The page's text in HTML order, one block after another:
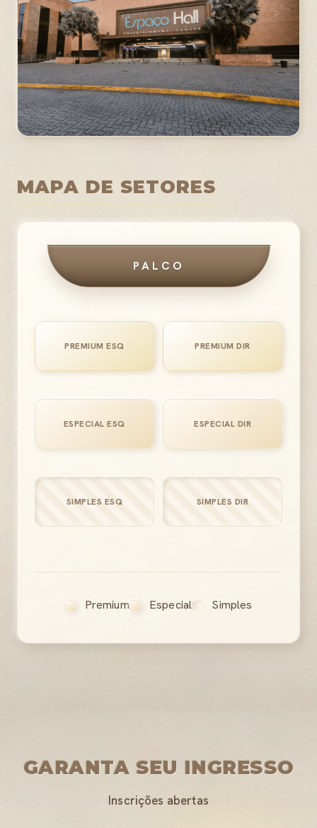
MAPA DE SETORES
PALCO
PREMIUM ESQ PREMIUM DIR
ESPECIAL ESQ ESPECIAL DIR
SIMPLES ESQ SIMPLES DIR
Premium Especial Simples
GARANTA SEU INGRESSO
Inscrições abertas